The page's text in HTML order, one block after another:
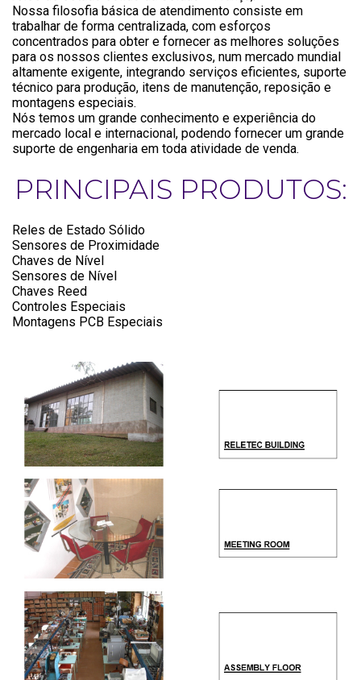
Nossa filosofia básica de atendimento consiste em
trabalhar de forma centralizada, com esforços
concentrados para obter e fornecer as melhores soluções
para os nossos clientes exclusivos, num mercado mundial
altamente exigente, integrando serviços eficientes, suporte
técnico para produção, itens de manutenção, reposição e
montagens especiais.
Nós temos um grande conhecimento e experiência do
mercado local e internacional, podendo fornecer um grande
suporte de engenharia em toda atividade de venda.
PRINCIPAIS PRODUTOS:
Reles de Estado Sólido
Sensores de Proximidade
Chaves de Nível
Sensores de Nível
Chaves Reed
Controles Especiais
Montagens PCB Especiais